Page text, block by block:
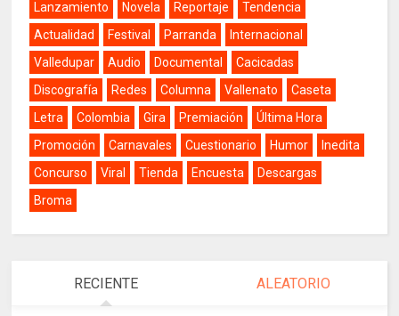
Lanzamiento
Novela Reportaje
Tendencia
Actualidad
Festival Parranda
Internacional
Valledupar
Audio Documental
Cacicadas
Discografía
Redes Columna Vallenato
Caseta
Letra
Colombia Gira Premiación
Última Hora
Promoción
Carnavales Cuestionario Humor
Inedita
Concurso
Viral Tienda Encuesta
Descargas
Broma
RECIENTE ALEATORIO